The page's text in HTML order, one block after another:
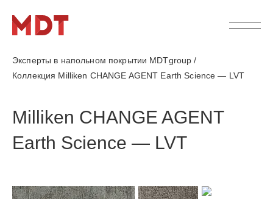
Эксперты в напольном покрытии MDTgroup /
Коллекция Milliken CHANGE AGENT Earth Science — LVT
Milliken CHANGE AGENT
Earth Science — LVT